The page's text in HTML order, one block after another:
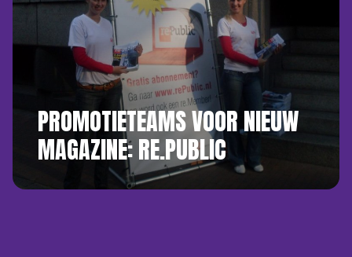
PROMOTIETEAMS VOOR NIEUW
MAGAZINE: RE.PUBLIC